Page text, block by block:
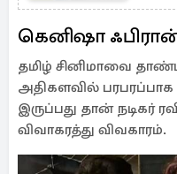
கெனிஷா
தமிழ் சினிமாவை
அதிகளவில்
இருப்பது தான் நடிகர்
விவாகரத்து விவகாரம்.